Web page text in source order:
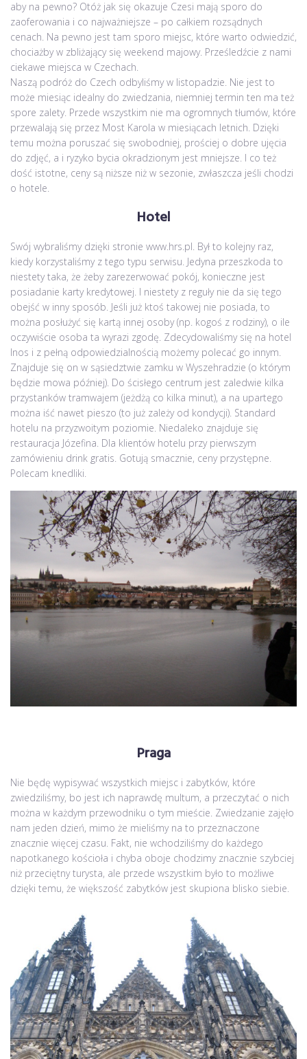
aby na pewno? Otóż jak się okazuje Czesi mają sporo do
zaoferowania i co najważniejsze – po całkiem rozsądnych
cenach. Na pewno jest tam sporo miejsc, które warto odwiedzić,
chociażby w zbliżający się weekend majowy. Prześledźcie z nami
ciekawe miejsca w Czechach.
Naszą podróż do Czech odbyliśmy w listopadzie. Nie jest to
może miesiąc idealny do zwiedzania, niemniej termin ten ma też
spore zalety. Przede wszystkim nie ma ogromnych tłumów, które
przewalają się przez Most Karola w miesiącach letnich. Dzięki
temu można poruszać się swobodniej, prościej o dobre ujęcia
do zdjęć, a i ryzyko bycia okradzionym jest mniejsze. I co też
dość istotne, ceny są niższe niż w sezonie, zwłaszcza jeśli chodzi
o hotele.
Hotel
Swój wybraliśmy dzięki stronie www.hrs.pl. Był to kolejny raz,
kiedy korzystaliśmy z tego typu serwisu. Jedyna przeszkoda to
niestety taka, że żeby zarezerwować pokój, konieczne jest
posiadanie karty kredytowej. I niestety z reguły nie da się tego
obejść w inny sposób. Jeśli już ktoś takowej nie posiada, to
można posłużyć się kartą innej osoby (np. kogoś z rodziny), o ile
oczywiście osoba ta wyrazi zgodę. Zdecydowaliśmy się na hotel
Inos i z pełną odpowiedzialnością możemy polecać go innym.
Znajduje się on w sąsiedztwie zamku w Wyszehradzie (o którym
będzie mowa później). Do ścisłego centrum jest zaledwie kilka
przystanków tramwajem (jeżdżą co kilka minut), a na upartego
można iść nawet pieszo (to już zależy od kondycji). Standard
hotelu na przyzwoitym poziomie. Niedaleko znajduje się
restauracja Józefina. Dla klientów hotelu przy pierwszym
zamówieniu drink gratis. Gotują smacznie, ceny przystępne.
Polecam knedliki.
Praga
Nie będę wypisywać wszystkich miejsc i zabytków, które
zwiedziliśmy, bo jest ich naprawdę multum, a przeczytać o nich
można w każdym przewodniku o tym mieście. Zwiedzanie zajęło
nam jeden dzień, mimo że mieliśmy na to przeznaczone
znacznie więcej czasu. Fakt, nie wchodziliśmy do każdego
napotkanego kościoła i chyba oboje chodzimy znacznie szybciej
niż przeciętny turysta, ale przede wszystkim było to możliwe
dzięki temu, że większość zabytków jest skupiona blisko siebie.